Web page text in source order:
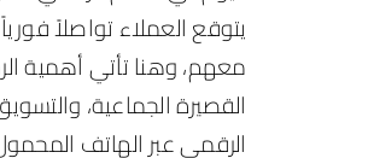
يتوقع العملاء تواصلاً فورياً
معهم، وهنا تأتي أهمية
القصيرة الجماعية،
الرقمي عبر الهاتف